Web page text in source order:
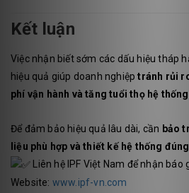
Kết luận
Việc nhận biết sớm các dấu hiệu tháp
hiệu quả giúp doanh nghiệptránh rủi
phí vận hành và tăng tuổi thọ hệ thống
Để đảm bảo hiệu quả lâu dài, cần bảo
liệu phù hợp và thiết kế hệ thống
Liên hệ IPF Việt Nam để nhận
Website: www.ipf-vn.com